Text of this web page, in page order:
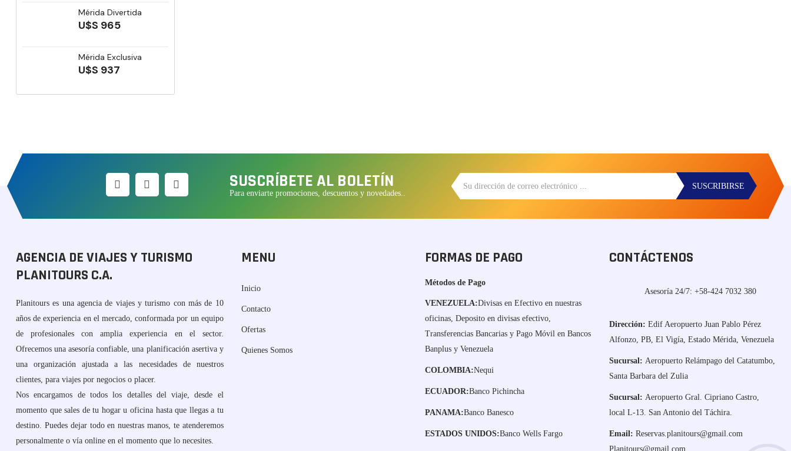
Mérida Divertida
U$S 965
Mérida Exclusiva
U$S 937
SUSCRÍBETE AL BOLETÍN
Para enviarte promociones, descuentos y novedades..
SUSCRIBIRSE
AGENCIA DE VIAJES Y TURISMO
PLANITOURS C.A.
Planitours es una agencia de viajes y turismo con más de 10
años de experiencia en el mercado, conformada por un equipo
de profesionales con amplia experiencia en el sector.
Ofrecemos una asesoría confiable, una planificación asertiva y
una organización ajustada a las necesidades de nuestros
clientes, para viajes por negocios o placer.
Nos encargamos de todos los detalles del viaje, desde el
momento que sales de tu hogar u oficina hasta que llegas a tu
destino. Puedes dejar todo en nuestras manos, te atenderemos
personalmente o vía online en el momento que lo necesites.
MENU
Inicio
Contacto
Ofertas
Quienes Somos
FORMAS DE PAGO
Métodos de Pago
VENEZUELA:Divisas en Efectivo en nuestras
oficinas, Deposito en divisas efectivo,
Transferencias Bancarias y Pago Móvil en Bancos
Banplus y Venezuela
COLOMBIA:Nequi
ECUADOR:Banco Pichincha
PANAMA:Banco Banesco
ESTADOS UNIDOS:Banco Wells Fargo
CONTÁCTENOS
Asesoría 24/7: +58-424 7032 380
Dirección: Edif Aeropuerto Juan Pablo Pérez
Alfonzo, PB, El Vigía, Estado Mérida, Venezuela
Sucursal: Aeropuerto Relámpago del Catatumbo,
Santa Barbara del Zulia
Sucursal: Aeropuerto Gral. Cipriano Castro,
local L-13. San Antonio del Táchira.
Email: Reservas.planitours@gmail.com
Planitours@gmail.com